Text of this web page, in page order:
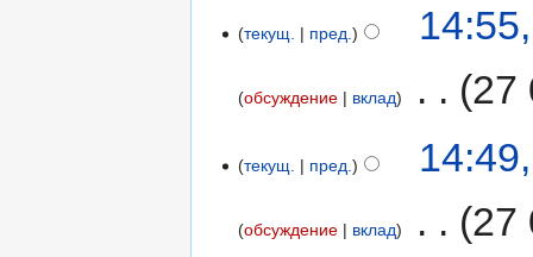
текущ. пред.
обсуждение вклад 27
текущ. пред.
обсуждение вклад 27